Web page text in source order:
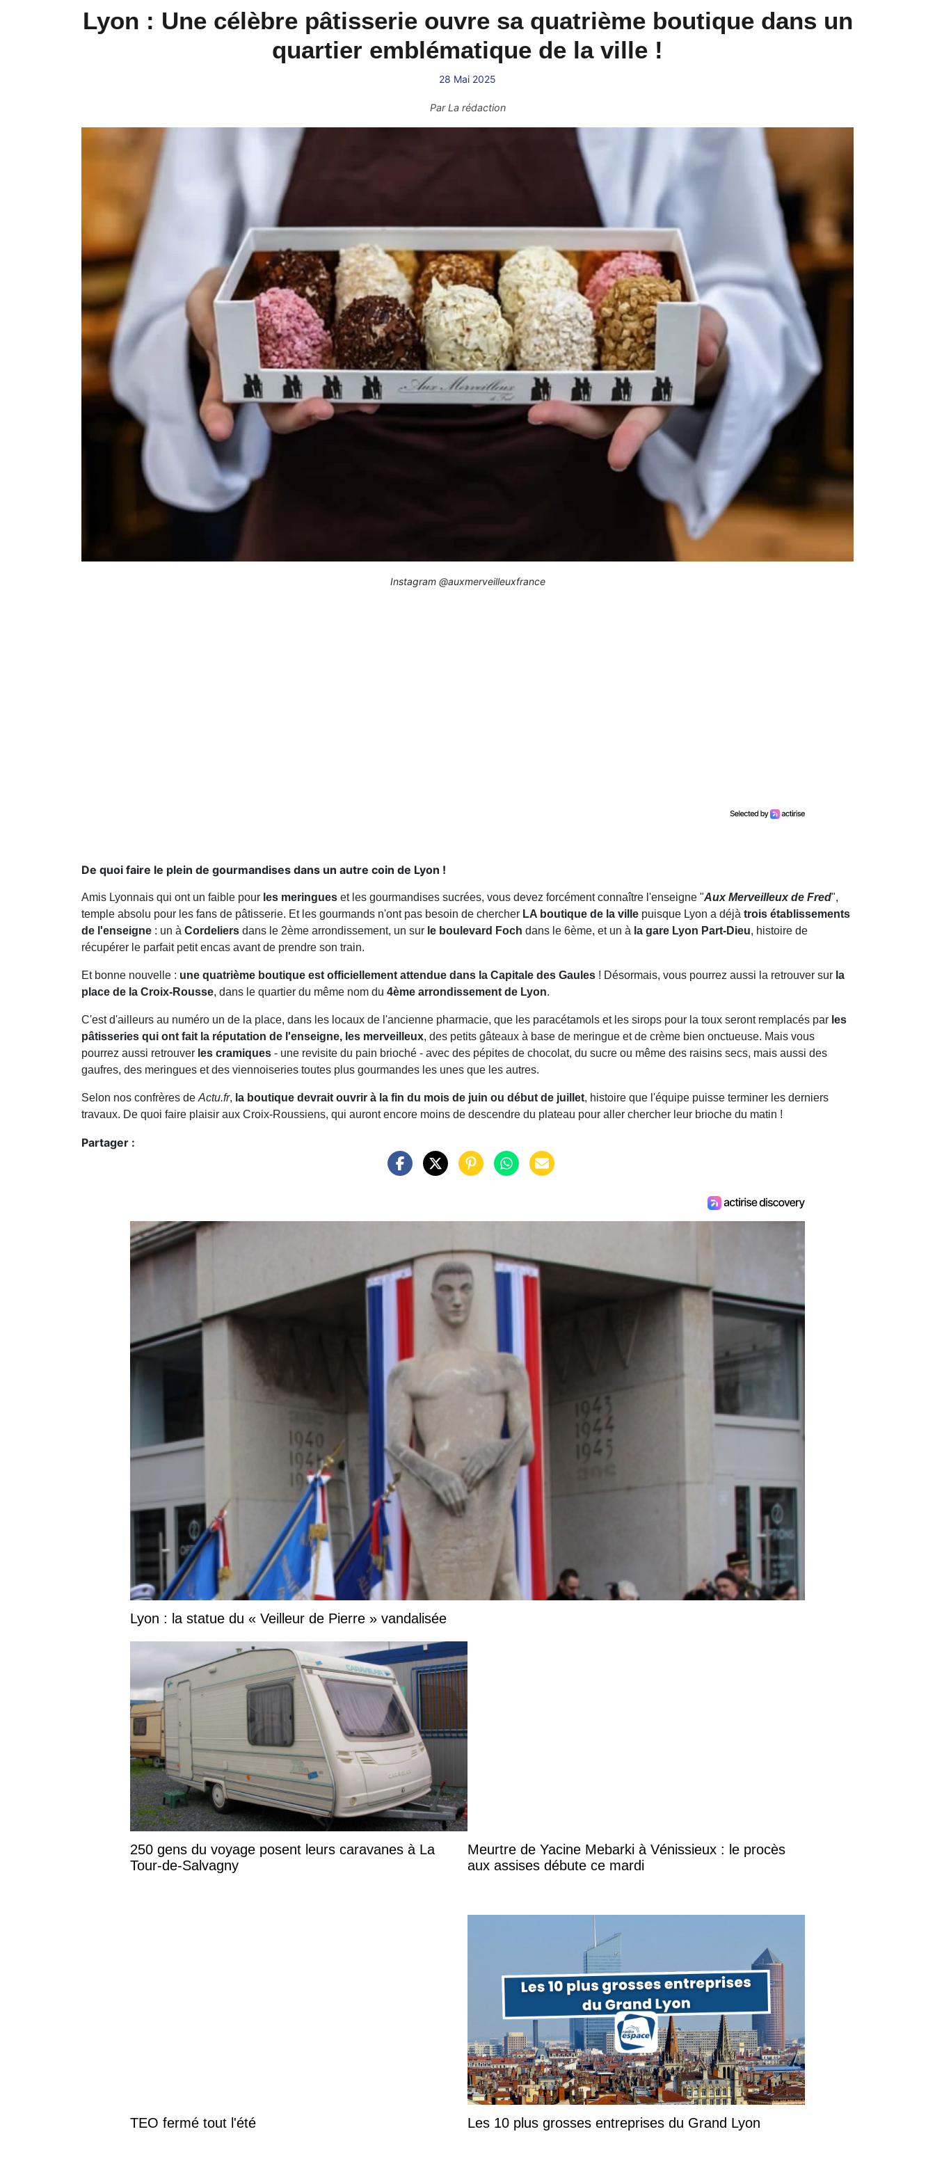
Lyon : Une célèbre pâtisserie ouvre sa quatrième boutique dans un
quartier emblématique de la ville !
28 Mai 2025
ParLa rédaction
Instagram @auxmerveilleuxfrance
De quoi faire le plein de gourmandises dans un autre coin de Lyon !
Amis Lyonnais qui ont un faible pour les meringues et les gourmandises sucrées, vous devez forcément connaître l'enseigne "Aux Merveilleux de Fred",
temple absolu pour les fans de pâtisserie. Et les gourmands n'ont pas besoin de chercher LA boutique de la ville puisque Lyon a déjà trois établissements
de l'enseigne : un à Cordeliers dans le 2ème arrondissement, un sur le boulevard Foch dans le 6ème, et un à la gare Lyon Part-Dieu, histoire de
récupérer le parfait petit encas avant de prendre son train.
Et bonne nouvelle : une quatrième boutique est officiellement attendue dans la Capitale des Gaules ! Désormais, vous pourrez aussi la retrouver sur la
place de la Croix-Rousse, dans le quartier du même nom du 4ème arrondissement de Lyon.
C'est d'ailleurs au numéro un de la place, dans les locaux de l'ancienne pharmacie, que les paracétamols et les sirops pour la toux seront remplacés par les
pâtisseries qui ont fait la réputation de l'enseigne, les merveilleux, des petits gâteaux à base de meringue et de crème bien onctueuse. Mais vous
pourrez aussi retrouver les cramiques - une revisite du pain brioché - avec des pépites de chocolat, du sucre ou même des raisins secs, mais aussi des
gaufres, des meringues et des viennoiseries toutes plus gourmandes les unes que les autres.
Selon nos confrères de Actu.fr, la boutique devrait ouvrir à la fin du mois de juin ou début de juillet, histoire que l'équipe puisse terminer les derniers
travaux. De quoi faire plaisir aux Croix-Roussiens, qui auront encore moins de descendre du plateau pour aller chercher leur brioche du matin !
Partager :
Lyon : la statue du « Veilleur de Pierre » vandalisée
250 gens du voyage posent leurs caravanes à La
Tour-de-Salvagny
Meurtre de Yacine Mebarki à Vénissieux : le procès
aux assises débute ce mardi
TEO fermé tout l'été Les 10 plus grosses entreprises du Grand Lyon